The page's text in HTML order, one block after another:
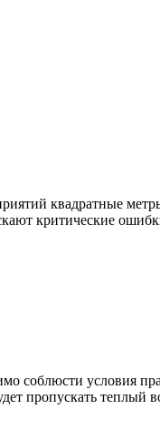
квадратные
критические
соблюсти условия
пропускать теплый